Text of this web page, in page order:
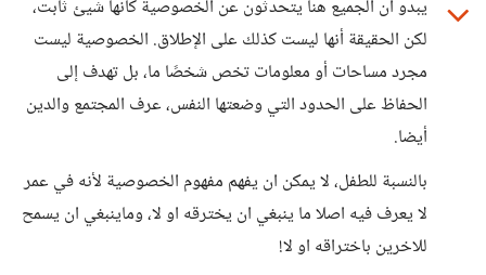
يبدو أن الجميع هنا يتحدثون عن الخصوصية كأنها شيئ ثابت،
لكن الحقيقة أنها ليست كذلك على الإطلاق. الخصوصية ليست
مجرد مساحات أو معلومات تخص شخصًا ما، بل تهدف إلى
الحفاظ على الحدود التي وضعتها النفس، عرف المجتمع والدين
أيضا.
بالنسبة للطفل، لا يمكن ان يفهم مفهوم الخصوصية لأنه في عمر
لا يعرف فيه اصلا ما ينبغي ان يخترقه او لا، وماينبغي ان يسمح
للاخرين باختراقه او لا!